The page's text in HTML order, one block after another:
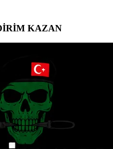
KAZAN